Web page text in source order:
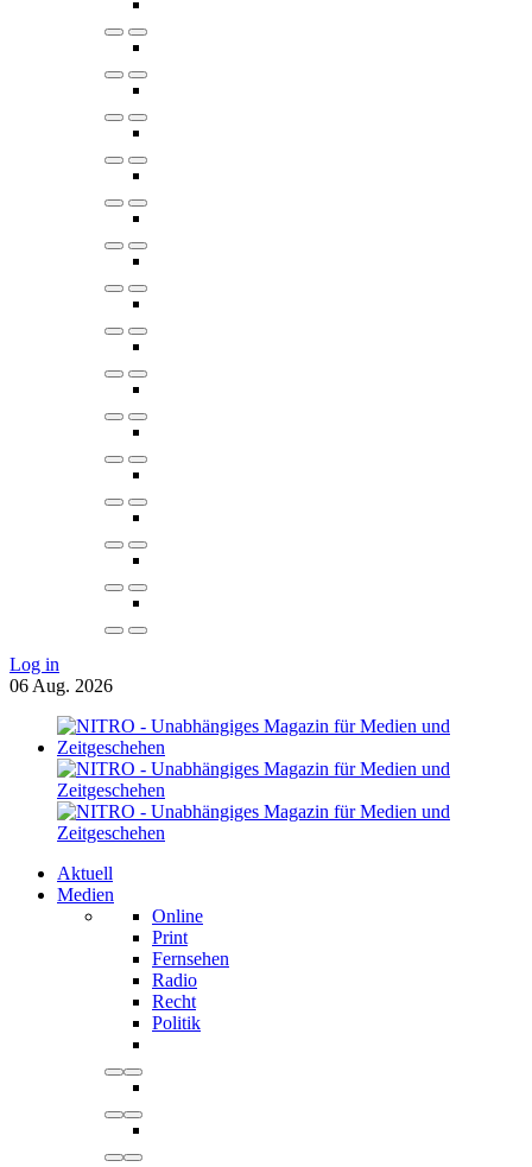
Log in
06 Aug. 2026
Aktuell
Medien
Online
Print
Fernsehen
Radio
Recht
Politik